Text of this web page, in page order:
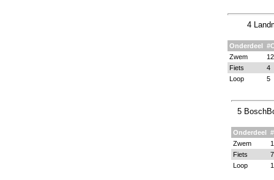
4
Onderdeel
Zwem
12
Fiets
4
Loop
5
5
Onderdeel
Zwem
Fiets
7
Loop
1